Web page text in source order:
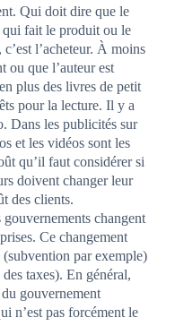
Qui doit dire que le
fait le produit ou le
l’acheteur. À moins
ou que l’auteur est
plus des livres de petit
pour la lecture. Il y a
Dans les publicités sur
et les vidéos sont les
qu’il faut considérer si
doivent changer leur
des clients.
changent
Ce changement
(subvention par exemple)
taxes). En général,
gouvernement
n’est pas forcément le